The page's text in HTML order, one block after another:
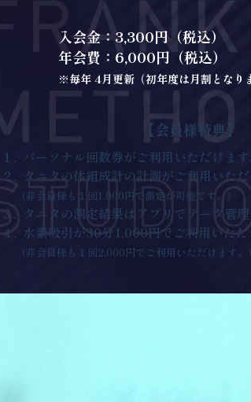
入会金：3,300円（税込）
年会費：6,000円（税込）
※毎年 4月更新（初年度は月割となり
【会員様特典】
１. パーソナル回数券がご利用いただけます
２. タニタの体組成計の計測がご利用いただ
（非会員様も１回1,000円で測定が可能です。）
３. タニタの測定結果はアプリでデータ管理
４. 水素吸引が30分1,000円でご利用いた
（非会員様も１回2,000円でご利用いただけます。）